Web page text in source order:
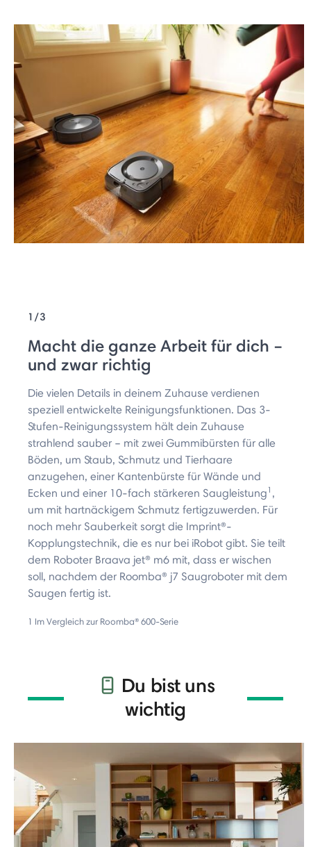
1/3
Macht die ganze Arbeit für dich –
und zwar richtig
Die vielen Details in deinem Zuhause verdienen
speziell entwickelte Reinigungsfunktionen. Das 3-
Stufen-Reinigungssystem hält dein Zuhause
strahlend sauber – mit zwei Gummibürsten für alle
Böden, um Staub, Schmutz und Tierhaare
anzugehen, einer Kantenbürste für Wände und
Ecken und einer 10-fach stärkeren Saugleistung 1 ,
um mit hartnäckigem Schmutz fertigzuwerden. Für
noch mehr Sauberkeit sorgt die Imprint®-
Kopplungstechnik, die es nur bei iRobot gibt. Sie teilt
dem Roboter Braava jet® m6 mit, dass er wischen
soll, nachdem der Roomba® j7 Saugroboter mit dem
Saugen fertig ist.
1 Im Vergleich zur Roomba® 600-Serie
Du bist uns
wichtig